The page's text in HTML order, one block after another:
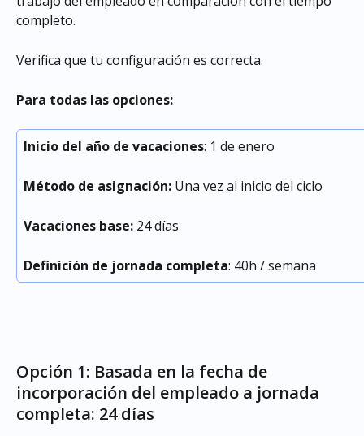
completo.
Verifica que tu configuración es correcta.
Para todas las opciones:
Inicio del año de vacaciones: 1 de enero
Método de asignación: Una vez al inicio del ciclo
Vacaciones base: 24 días
Definición de jornada completa: 40h / semana
Opción 1: Basada en la fecha de
incorporación del empleado a jornada
completa: 24 días